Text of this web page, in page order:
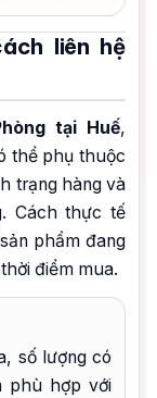
liên hệ
tại Huế,
thể phụ thuộc
trạng hàng và
Cách thực tế
phẩm đang
điểm mua.
số lượng có
phù hợp với